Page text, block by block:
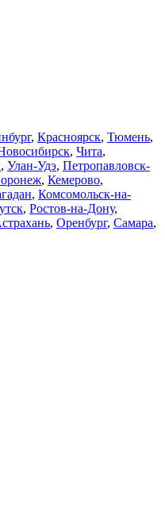
, Красноярск, Тюмень,
, Чита,
, Улан-Удэ, Петропавловск-
, Кемерово,
, Комсомольск-на-
, Ростов-на-Дону,
, Оренбург, Самара,